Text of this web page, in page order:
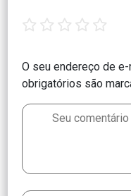
O seu endereço de
obrigatórios são
star stars stars stars stars